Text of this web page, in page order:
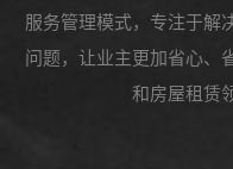
服务管理模式，专注于解
问题，让业主更加省心、
和房屋租赁